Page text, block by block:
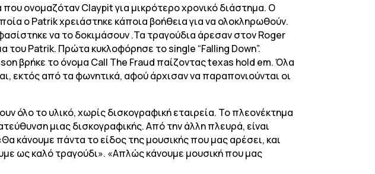
ονομαζόταν Claypit για μικρότερο χρονικό διάστημα. Ο
ο Patrik χρειάστηκε κάποια βοήθεια για να ολοκληρωθούν.
να το δοκιμάσουν .Τα τραγούδια άρεσαν στον Roger
του Patrik. Πρώτα κυκλοφόρησε το single “Falling Down”.
βρήκε το όνομα Call The Fraud παίζοντας texas hold em. Όλα
εκτός από τα φωνητικά, αφού άρχισαν να παραπονιούνται οι
όλο το υλικό, χωρίς δισκογραφική εταιρεία. Το πλεονέκτημα
μιας δισκογραφικής. Από την άλλη πλευρά, είναι
κάνουμε πάντα το είδος της μουσικής που μας αρέσει, και
ως καλό τραγούδι». «Απλώς κάνουμε μουσική που μας